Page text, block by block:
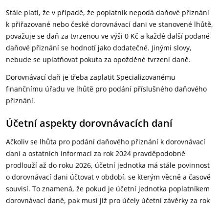
Stále platí, že v případě, že poplatník nepodá daňové přiznání
k přiřazované nebo české dorovnávací dani ve stanovené lhůtě,
považuje se daň za tvrzenou ve výši 0 Kč a každé další podané
daňové přiznání se hodnotí jako dodatečné. Jinými slovy,
nebude se uplatňovat pokuta za opožděné tvrzení daně.
Dorovnávací daň je třeba zaplatit Specializovanému
finančnímu úřadu ve lhůtě pro podání příslušného daňového
přiznání.
Účetní aspekty dorovnávacích daní
Ačkoliv se lhůta pro podání daňového přiznání k dorovnávací
dani a ostatních informací za rok 2024 pravděpodobně
prodlouží až do roku 2026, účetní jednotka má stále povinnost
o dorovnávací dani účtovat v období, se kterým věcně a časově
souvisí. To znamená, že pokud je účetní jednotka poplatníkem
dorovnávací daně, pak musí již pro účely účetní závěrky za rok